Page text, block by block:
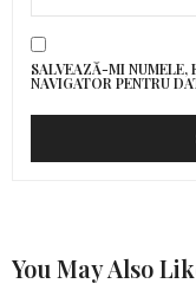
SALVEAZĂ-MI NUMELE,
NAVIGATOR PENTRU
You May Also